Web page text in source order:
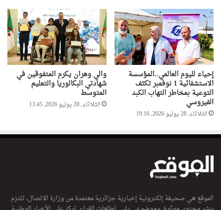
إحياء لليوم العالمي..المؤسسة
الاستشفائية 1 نوفمبر تكثف
التوعية بمخاطر التهاب الكبد
الفيروسي
الثلاثاء, 28 يوليو 2026, 19:16
والي وهران يكرم المتفوقين في
شهادتي البكالوريا والتعليم
المتوسط
الثلاثاء, 28 يوليو 2026, 13:45
الموقع هي صحيفة إلكترونية إخبارية جزائرية معتمدة من وزارة الاتصال، تلتزم